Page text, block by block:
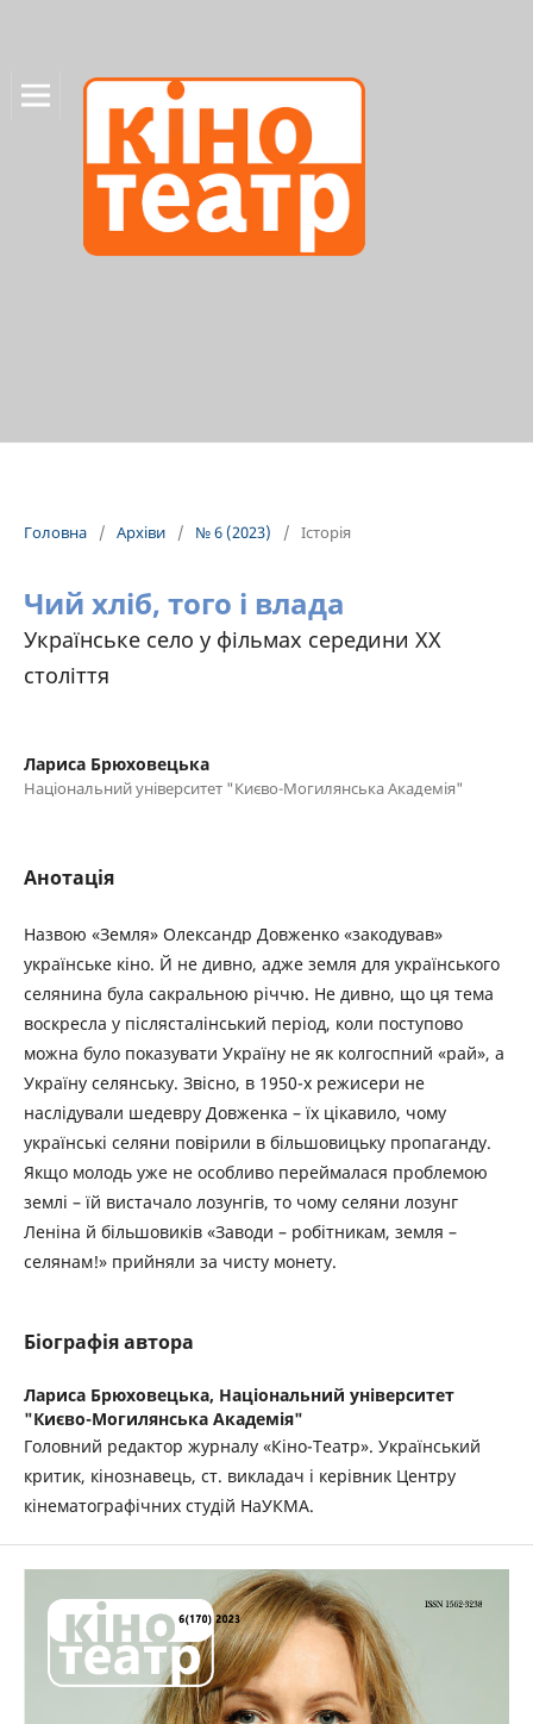
Головна / Архіви / № 6 (2023) / Історія
Чий хліб, того і влада
Українське село у фільмах середини ХХ
століття
Лариса Брюховецька
Національний університет "Києво-Могилянська Академія"
Анотація
Назвою «Земля» Олександр Довженко «закодував»
українське кіно. Й не дивно, адже земля для українського
селянина була сакральною річчю. Не дивно, що ця тема
воскресла у післясталінський період, коли поступово
можна було показувати Україну не як колгоспний «рай», а
Україну селянську. Звісно, в 1950-х режисери не
наслідували шедевру Довженка – їх цікавило, чому
українські селяни повірили в більшовицьку пропаганду.
Якщо молодь уже не особливо переймалася проблемою
землі – їй вистачало лозунгів, то чому селяни лозунг
Леніна й більшовиків «Заводи – робітникам, земля –
селянам!» прийняли за чисту монету.
Біографія автора
Лариса Брюховецька, Національний університет
"Києво-Могилянська Академія"
Головний редактор журналу «Кіно-Театр». Український
критик, кінознавець, ст. викладач і керівник Центру
кінематографічних студій НаУКМА.